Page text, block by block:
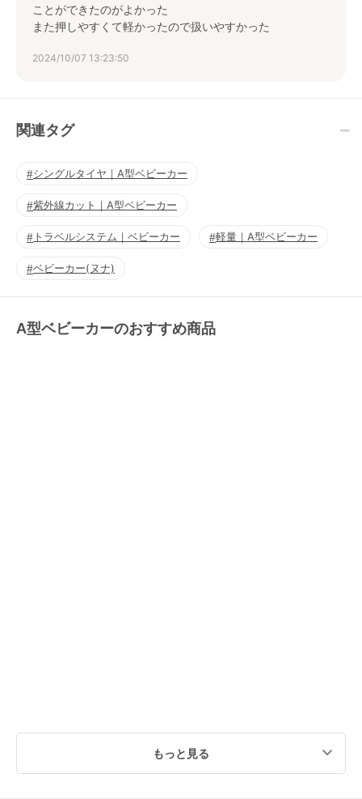
ことができたのがよかった
また押しやすくて軽かったので扱いやすかった
2024/10/07 13:23:50
関連タグ
シングルタイヤ｜A型ベビーカー
紫外線カット｜A型ベビーカー
トラベルシステム｜ベビーカー 軽量｜A型ベビーカー
ベビーカー(ヌナ)
A型ベビーカーのおすすめ商品
もっと見る